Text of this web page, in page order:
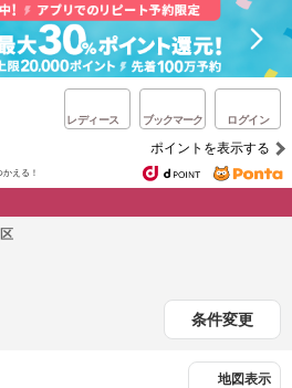
レディース ブックマーク ログイン
ポイントを表示する
える！
条件変更
地図表示